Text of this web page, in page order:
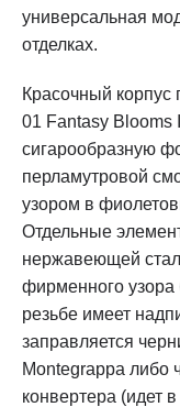
универсальная
отделках.
Красочный корпус
01 Fantasy Blooms
сигарообразную
перламутровой
узором в
Отдельные
нержавеющей
фирменного
резьбе имеет
заправляется
Montegrappa либо
конвертера (идет